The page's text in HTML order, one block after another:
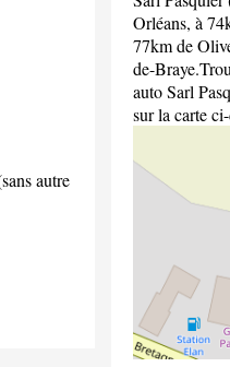
autre
Orléans, à
77km de
de-
auto Sarl
sur la carte